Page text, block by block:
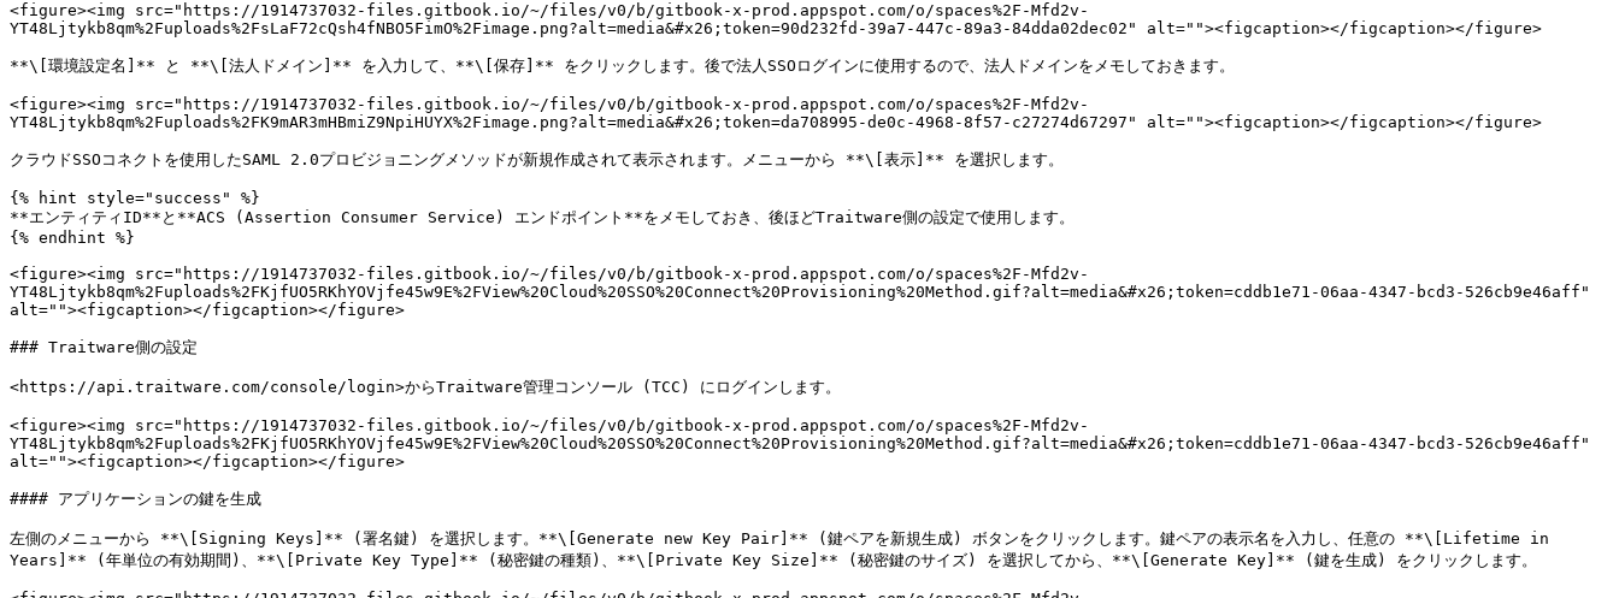
<figure><img src="https://1914737032-files.gitbook.io/~/files/v0/b/gitbook-x-prod.appspot.com/o/spaces%2F-Mfd2v-
YT48Ljtykb8qm%2Fuploads%2FsLaF72cQsh4fNBO5FimO%2Fimage.png?alt=media&#x26;token=90d232fd-39a7-447c-89a3-84dda02dec02" alt=""><figcaption></figcaption></figure>
**\[環境設定名]** と **\[法人ドメイン]** を入力して、**\[保存]** をクリックします。後で法人SSOログインに使用するので、法人ドメインをメモしておきます。
<figure><img src="https://1914737032-files.gitbook.io/~/files/v0/b/gitbook-x-prod.appspot.com/o/spaces%2F-Mfd2v-
YT48Ljtykb8qm%2Fuploads%2FK9mAR3mHBmiZ9NpiHUYX%2Fimage.png?alt=media&#x26;token=da708995-de0c-4968-8f57-c27274d67297" alt=""><figcaption></figcaption></figure>
クラウドSSOコネクトを使用したSAML 2.0プロビジョニングメソッドが新規作成されて表示されます。メニューから **\[表示]** を選択します。
{% hint style="success" %}
**エンティティID**と**ACS (Assertion Consumer Service) エンドポイント**をメモしておき、後ほどTraitware側の設定で使用します。
{% endhint %}
<figure><img src="https://1914737032-files.gitbook.io/~/files/v0/b/gitbook-x-prod.appspot.com/o/spaces%2F-Mfd2v-
YT48Ljtykb8qm%2Fuploads%2FKjfUO5RKhYOVjfe45w9E%2FView%20Cloud%20SSO%20Connect%20Provisioning%20Method.gif?alt=media&#x26;token=cddb1e71-06aa-4347-bcd3-526cb9e46aff"
alt=""><figcaption></figcaption></figure>
### Traitware側の設定
<https://api.traitware.com/console/login>からTraitware管理コンソール (TCC) にログインします。
<figure><img src="https://1914737032-files.gitbook.io/~/files/v0/b/gitbook-x-prod.appspot.com/o/spaces%2F-Mfd2v-
YT48Ljtykb8qm%2Fuploads%2FKjfUO5RKhYOVjfe45w9E%2FView%20Cloud%20SSO%20Connect%20Provisioning%20Method.gif?alt=media&#x26;token=cddb1e71-06aa-4347-bcd3-526cb9e46aff"
alt=""><figcaption></figcaption></figure>
#### アプリケーションの鍵を生成
左側のメニューから **\[Signing Keys]** (署名鍵) を選択します。**\[Generate new Key Pair]** (鍵ペアを新規生成) ボタンをクリックします。鍵ペアの表示名を入力し、任意の **\[Lifetime in
Years]** (年単位の有効期間)、**\[Private Key Type]** (秘密鍵の種類)、**\[Private Key Size]** (秘密鍵のサイズ) を選択してから、**\[Generate Key]** (鍵を生成) をクリックします。